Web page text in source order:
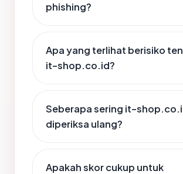
phishing?
Apa yang terlihat berisiko
it-shop.co.id?
Seberapa sering it-
diperiksa ulang?
Apakah skor cukup untuk